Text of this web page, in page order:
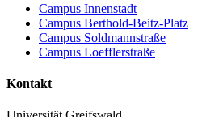
Campus Innenstadt
Campus Berthold-Beitz-Platz
Campus Soldmannstraße
Campus Loefflerstraße
Kontakt